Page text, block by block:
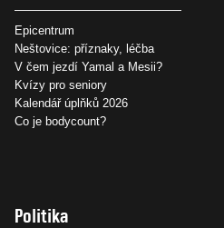
Epicentrum
Neštovice: příznaky, léčba
V čem jezdí Yamal a Mesii?
Kvízy pro seniory
Kalendář úplňků 2026
Co je bodycount?
Politika